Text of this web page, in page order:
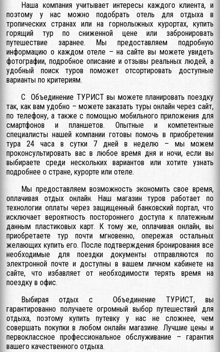
Наша компания учитывает интересы каждого клиента, и
поэтому у нас можно подобрать отель для отдыха в
тропических странах или на горнолыжных курортах, купить
горящий тур по сниженной цене или забронировать
путешествие заранее. Мы предоставляем подробную
информацию о каждом отеле – на сайте вы можете увидеть
фотографии, подробное описание и отзывы реальных людей, а
удобный поиск туров поможет отсортировать доступные
варианты по критериям.
С Объединение ТУРИСТ вы можете планировать поездку
так, как вам удобно – можете заказать туры онлайн через сайт,
по телефону, а также с помощью мобильного приложения для
смартфонов и планшетов. Опытные и компетентные
специалисты нашей компании готовы помочь в приобретении
тура 24 часа в сутки 7 дней в неделю – мы можем
проконсультировать вас в любое время дня и ночи, если вы
выбираете среди нескольких вариантов или хотите узнать
подробнее о стране, курорте или отеле.
Мы предоставляем возможность экономить свое время,
оплачивая отдых онлайн. Наш магазин туров работает по
технологии оплаты через защищенный банковский портал, что
исключает вероятность постороннего доступа к платежным
данным пластиковых карт. К тому же, оплачивая онлайн, вы
приобретаете тур почти мгновенно, опережая остальных
желающих купить его. После подтверждения бронирования все
необходимые для поездки документы отправляются по
электронной почте и доступны в вашем личном кабинете на
сайте, что избавляет от необходимости терять время на
поездку в офис.
Выбирая отдых с Объединение ТУРИСТ, вы
гарантированно получаете огромный выбор путешествий для
отдыха, поэтому купить путевку у нас не сложнее, чем
совершать покупки в любом онлайн магазине. Лучшие цены и
первоклассное профессиональное обслуживание – гарантия
вашего качественного отдыха.